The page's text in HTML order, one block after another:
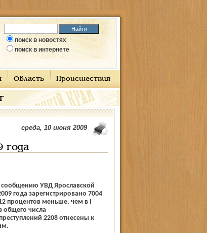
поиск в новостях
поиск в интернете
Область Происшествия
среда, 10 июня 2009
года
УВД Ярославской
года зарегистрировано 7004
процентов меньше, чем в I
общего числа
2208 отнесены к